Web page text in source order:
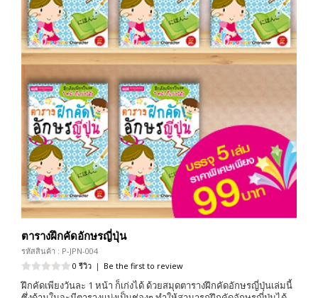
ตารางฝึกคัดอักษรญี่ปุ่น
รหัสสินค้า : P-JPN-004
0 รีวิว | Be the first to review
ฝึกคัดเพียงวันละ 1 หน้า ก็เก่งได้ ด้วยสมุดตารางฝึกคัดอักษรญี่ปุ่นเล่มนี้